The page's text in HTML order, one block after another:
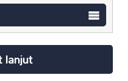
lanjut